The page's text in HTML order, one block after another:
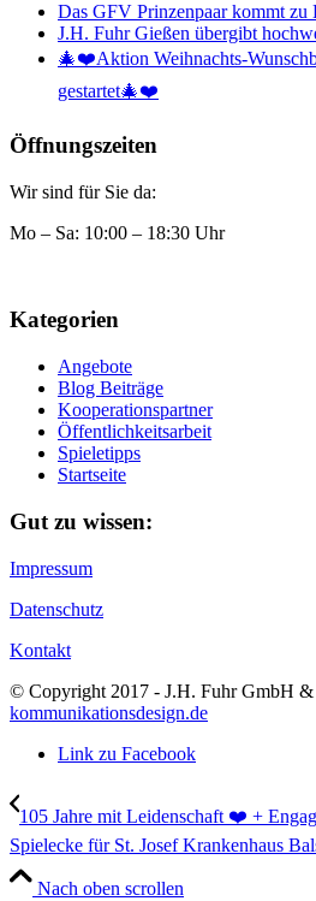
Das GFV Prinzenpaar kommt zu
J.H. Fuhr Gießen übergibt
🎄❤️Aktion Weihnachts-
gestartet🎄❤️
Öffnungszeiten
Wir sind für Sie da:
Mo – Sa: 10:00 – 18:30 Uhr
Kategorien
Angebote
Blog Beiträge
Kooperationspartner
Öffentlichkeitsarbeit
Spieletipps
Startseite
Gut zu wissen:
Impressum
Datenschutz
Kontakt
© Copyright 2017 - J.H. Fuhr GmbH
kommunikationsdesign.de
Link zu Facebook
105 Jahre mit Leidenschaft ❤️ +
Spielecke für St. Josef Krankenhaus
Nach oben scrollen